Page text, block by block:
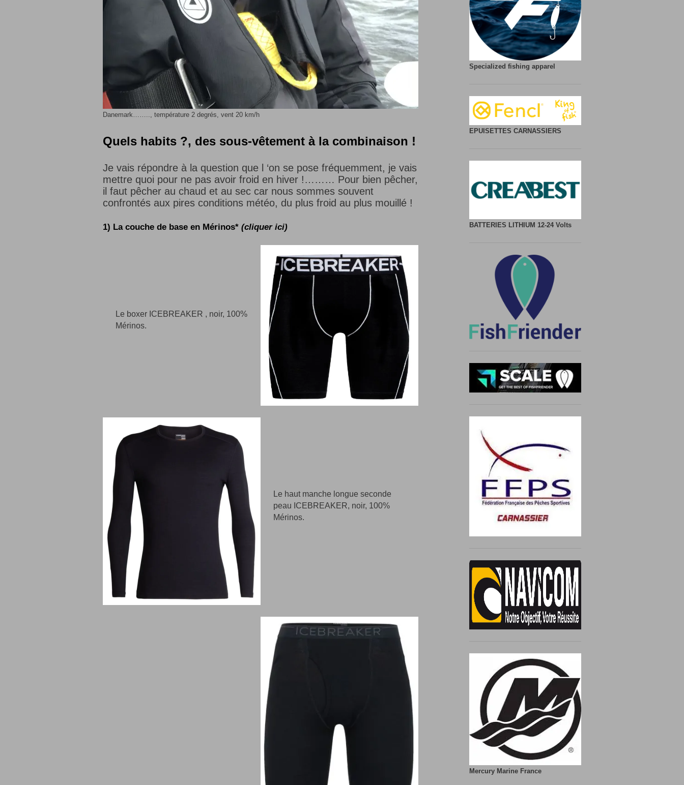
Danemark…….., température 2 degrés, vent 20 km/h
Quels habits ?, des sous-vêtement à la combinaison !
Je vais répondre à la question que l ‘on se pose fréquemment, je vais
mettre quoi pour ne pas avoir froid en hiver !……… Pour bien pêcher,
il faut pêcher au chaud et au sec car nous sommes souvent
confrontés aux pires conditions météo, du plus froid au plus mouillé !
1) La couche de base en Mérinos* (cliquer ici)
Le boxer ICEBREAKER , noir, 100%
Mérinos.
Le haut manche longue seconde
peau ICEBREAKER, noir, 100%
Mérinos.
Specialized fishing apparel
EPUISETTES CARNASSIERS
BATTERIES LITHIUM 12-24 Volts
Mercury Marine France